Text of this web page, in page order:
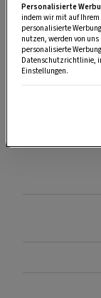
Personalisierte
indem wir mit auf
personalisierte
nutzen, werden von
personalisierte
Datenschutzrichtlinie,
Einstellungen.